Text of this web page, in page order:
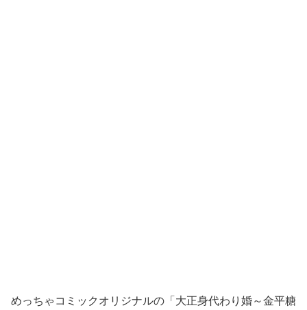
めっちゃコミックオリジナルの「大正身代わり婚～金平糖